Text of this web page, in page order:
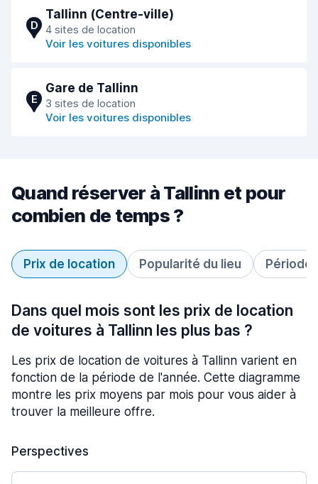
D
Tallinn (Сentre-ville)
4 sites de location
Voir les voitures disponibles
E
Gare de Tallinn
3 sites de location
Voir les voitures disponibles
Quand réserver à Tallinn et pour
combien de temps ?
Prix de location Popularité du lieu Période
Dans quel mois sont les prix de location
de voitures à Tallinn les plus bas ?
Les prix de location de voitures à Tallinn varient en
fonction de la période de l'année. Cette diagramme
montre les prix moyens par mois pour vous aider à
trouver la meilleure offre.
Perspectives